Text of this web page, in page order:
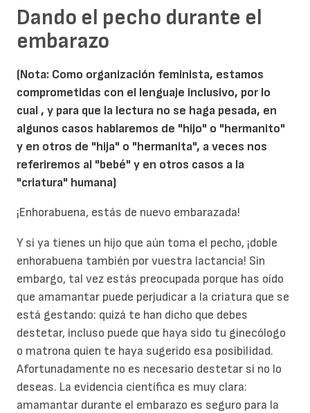
Dando el pecho durante el
embarazo
(Nota: Como organización feminista, estamos
comprometidas con el lenguaje inclusivo, por lo
cual , y para que la lectura no se haga pesada, en
algunos casos hablaremos de "hijo" o "hermanito"
y en otros de "hija" o "hermanita", a veces nos
referiremos al "bebé" y en otros casos a la
"criatura" humana)
¡Enhorabuena, estás de nuevo embarazada!
Y si ya tienes un hijo que aún toma el pecho, ¡doble
enhorabuena también por vuestra lactancia! Sin
embargo, tal vez estás preocupada porque has oído
que amamantar puede perjudicar a la criatura que se
está gestando: quizá te han dicho que debes
destetar, incluso puede que haya sido tu ginecólogo
o matrona quien te haya sugerido esa posibilidad.
Afortunadamente no es necesario destetar si no lo
deseas. La evidencia científica es muy clara:
amamantar durante el embarazo es seguro para la